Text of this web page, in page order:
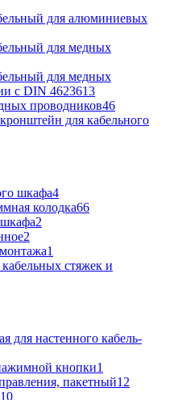
для алюминиевых
для медных
для медных
с DIN 4623613
проводников46
для кабельного
шкафа4
колодка66
2
2
1
стяжек и
для настенного кабель-
кнопки1
пакетный12
10